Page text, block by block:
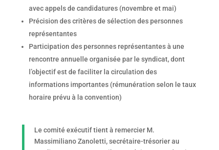
avec appels de candidatures (novembre et mai)
Précision des critères de sélection des personnes
représentantes
Participation des personnes représentantes à une
rencontre annuelle organisée par le syndicat, dont
l’objectif est de faciliter la circulation des
informations importantes (rémunération selon le taux
horaire prévu à la convention)
Le comité exécutif tient à remercier M.
Massimiliano Zanoletti, secrétaire-trésorier au